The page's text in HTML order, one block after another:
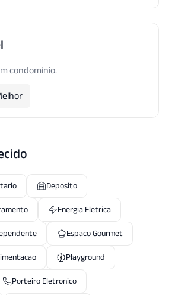
condomínio.
Deposito
Energia Eletrica
Espaco Gourmet
Playground
Porteiro Eletronico